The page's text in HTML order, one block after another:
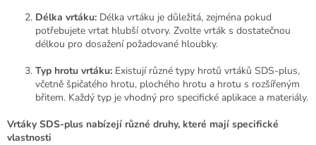
k
y
v
p
i
s
Délka vrtáku: Délka vrtáku je důležitá, zejména pokud
potřebujete vrtat hlubší otvory. Zvolte vrták s dostatečnou
délkou pro dosažení požadované hloubky.
Typ hrotu vrtáku: Existují různé typy hrotů vrtáků SDS-plus,
včetně špičatého hrotu, plochého hrotu a hrotu s rozšířeným
břitem. Každý typ je vhodný pro specifické aplikace a materiály.
Vrtáky SDS-plus nabízejí různé druhy, které mají specifické
vlastnosti